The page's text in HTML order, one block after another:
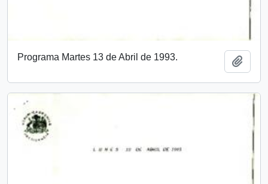
Programa Martes 13 de Abril de 1993.